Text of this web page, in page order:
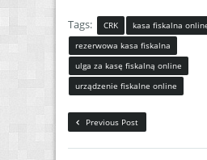
Tags: CRK
kasa fiskalna
rezerwowa kasa fiskalna
ulga za kasę fiskalną online
urządzenie fiskalne online
Previous Post